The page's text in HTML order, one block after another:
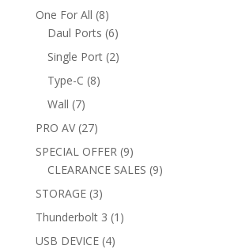
One For All 88
products
Daul Ports 66
products
Single Port 22
Type-C 88
Wall 77
products
PRO AV 2727
products
SPECIAL OFFER 99
products
CLEARANCE SALES 99
STORAGE 33
products
Thunderbolt 3 1 1
USB DEVICE 44